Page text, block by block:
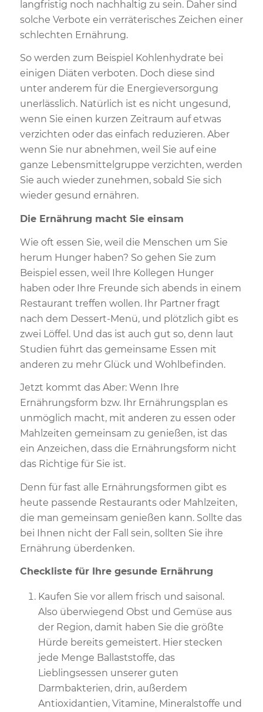
langfristig noch nachhaltig zu sein. Daher sind
solche Verbote ein verräterisches Zeichen einer
schlechten Ernährung.
So werden zum Beispiel Kohlenhydrate bei
einigen Diäten verboten. Doch diese sind
unter anderem für die Energieversorgung
unerlässlich. Natürlich ist es nicht ungesund,
wenn Sie einen kurzen Zeitraum auf etwas
verzichten oder das einfach reduzieren. Aber
wenn Sie nur abnehmen, weil Sie auf eine
ganze Lebensmittelgruppe verzichten, werden
Sie auch wieder zunehmen, sobald Sie sich
wieder gesund ernähren.
Die Ernährung macht Sie einsam
Wie oft essen Sie, weil die Menschen um Sie
herum Hunger haben? So gehen Sie zum
Beispiel essen, weil Ihre Kollegen Hunger
haben oder Ihre Freunde sich abends in einem
Restaurant treffen wollen. Ihr Partner fragt
nach dem Dessert-Menü, und plötzlich gibt es
zwei Löffel. Und das ist auch gut so, denn laut
Studien führt das gemeinsame Essen mit
anderen zu mehr Glück und Wohlbefinden.
Jetzt kommt das Aber: Wenn Ihre
Ernährungsform bzw. Ihr Ernährungsplan es
unmöglich macht, mit anderen zu essen oder
Mahlzeiten gemeinsam zu genießen, ist das
ein Anzeichen, dass die Ernährungsform nicht
das Richtige für Sie ist.
Denn für fast alle Ernährungsformen gibt es
heute passende Restaurants oder Mahlzeiten,
die man gemeinsam genießen kann. Sollte das
bei Ihnen nicht der Fall sein, sollten Sie ihre
Ernährung überdenken.
Checkliste für Ihre gesunde Ernährung
Kaufen Sie vor allem frisch und saisonal.
Also überwiegend Obst und Gemüse aus
der Region, damit haben Sie die größte
Hürde bereits gemeistert. Hier stecken
jede Menge Ballaststoffe, das
Lieblingsessen unserer guten
Darmbakterien, drin, außerdem
Antioxidantien, Vitamine, Mineralstoffe und